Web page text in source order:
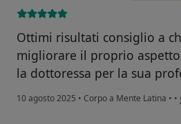
Ottimi risultati consiglio a
migliorare il proprio
la dottoressa per la sua
10 agosto 2025 • Corpo a Mente Latina • •